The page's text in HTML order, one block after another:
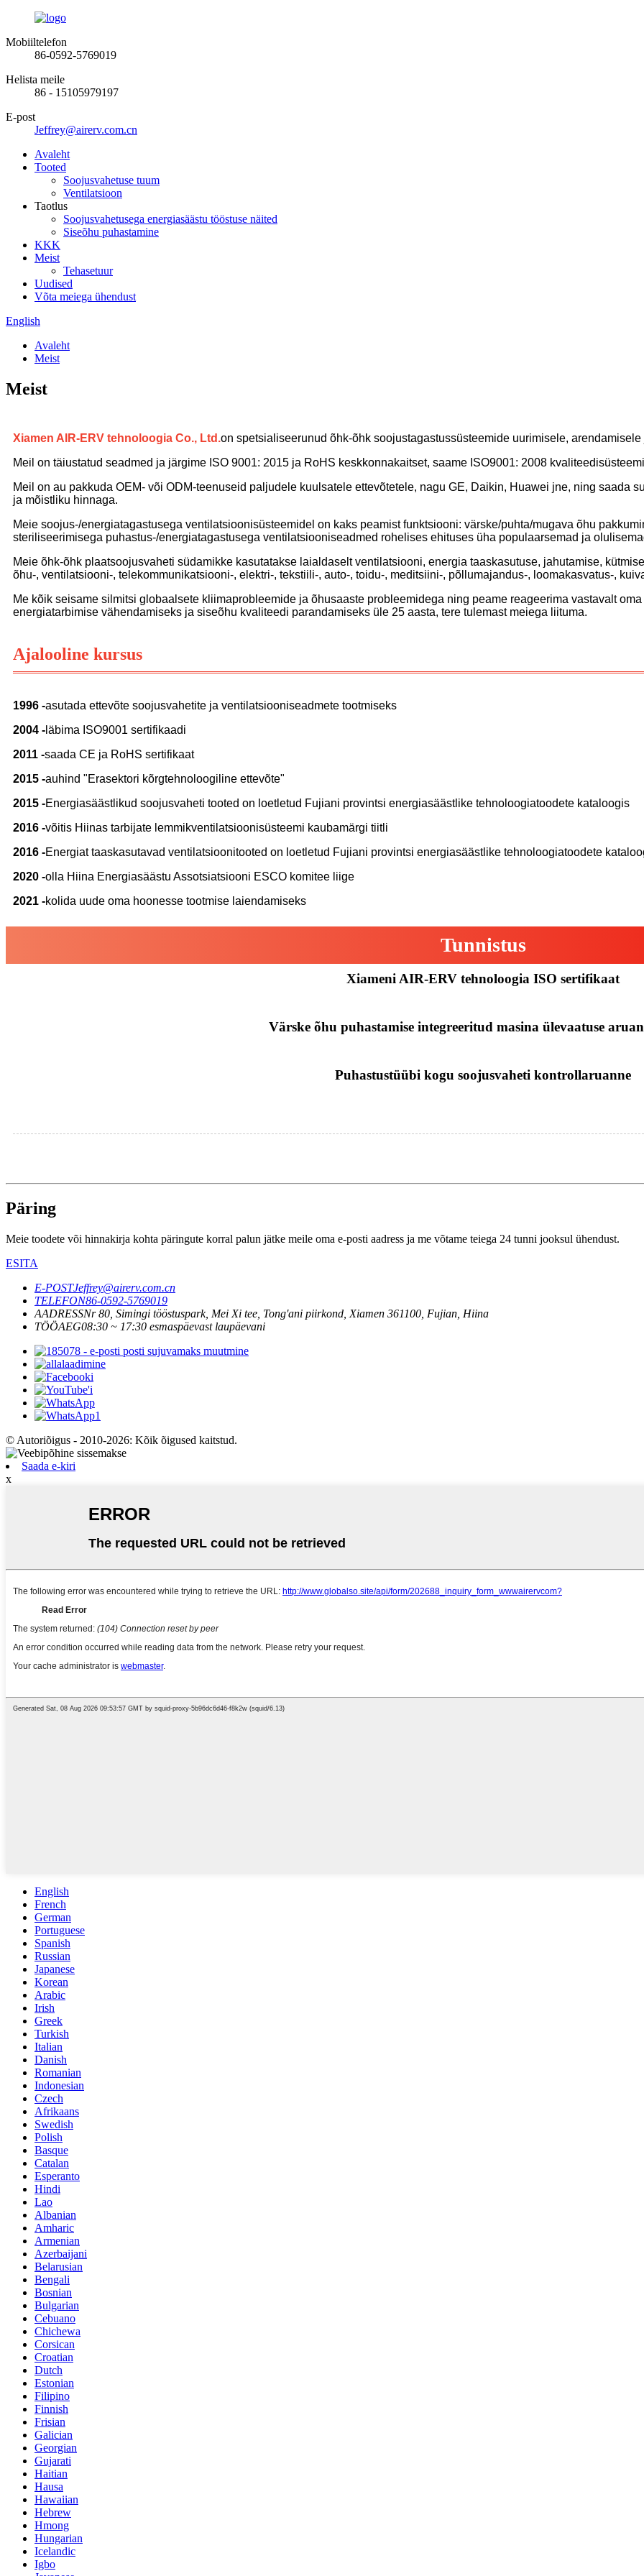
Mobiiltelefon
86-0592-5769019
Helista meile
86 - 15105979197
E-post
Jeffrey@airerv.com.cn
Avaleht
Tooted
Soojusvahetuse tuum
Ventilatsioon
Taotlus
Soojusvahetusega energiasäästu tööstuse näited
Siseõhu puhastamine
KKK
Meist
Tehasetuur
Uudised
Võta meiega ühendust
English
Avaleht
Meist
Meist
Xiamen AIR-ERV tehnoloogia Co., Ltd.on spetsialiseerunud õhk-õhk soojustagastussüsteemide uurimisele,
Meil on täiustatud seadmed ja järgime ISO 9001: 2015 ja RoHS keskkonnakaitset, saame ISO9001: 2008
Meil on au pakkuda OEM- või ODM-teenuseid paljudele kuulsatele ettevõtetele, nagu GE, Daikin, Huawei jne, ning saada
ja mõistliku hinnaga.
Meie soojus-/energiatagastusega ventilatsioonisüsteemidel on kaks peamist funktsiooni: värske/puhta/mugava õhu
steriliseerimisega puhastus-/energiatagastusega ventilatsiooniseadmed rohelises ehituses üha populaarsemad ja
Meie õhk-õhk plaatsoojusvaheti südamikke kasutatakse laialdaselt ventilatsiooni, energia taaskasutuse, jahutamise,
õhu-, ventilatsiooni-, telekommunikatsiooni-, elektri-, tekstiili-, auto-, toidu-, meditsiini-, põllumajandus-, loomakasvatus-,
Me kõik seisame silmitsi globaalsete kliimaprobleemide ja õhusaaste probleemidega ning peame reageerima vastavalt
energiatarbimise vähendamiseks ja siseõhu kvaliteedi parandamiseks üle 25 aasta, tere tulemast meiega liituma.
Ajalooline kursus
1996 -asutada ettevõte soojusvahetite ja ventilatsiooniseadmete tootmiseks
2004 - läbima ISO9001 sertifikaadi
2011 -saada CE ja RoHS sertifikaat
2015 -auhind "Erasektori kõrgtehnoloogiline ettevõte"
2015 -Energiasäästlikud soojusvaheti tooted on loetletud Fujiani provintsi energiasäästlike tehnoloogiatoodete kataloogis
2016 -võitis Hiinas tarbijate lemmikventilatsioonisüsteemi kaubamärgi tiitli
2016 -Energiat taaskasutavad ventilatsioonitooted on loetletud Fujiani provintsi energiasäästlike tehnoloogiatoodete
2020 -olla Hiina Energiasäästu Assotsiatsiooni ESCO komitee liige
2021 -kolida uude oma hoonesse tootmise laiendamiseks
Tunnistus
Xiameni AIR-ERV tehnoloogia ISO sertifikaat
Värske õhu puhastamise integreeritud masina ülevaatuse
Puhastustüübi kogu soojusvaheti kontrollaruanne
Päring
Meie toodete või hinnakirja kohta päringute korral palun jätke meile oma e-posti aadress ja me võtame teiega 24 tunni jooksul ühendust.
ESITA
E-POSTJeffrey@airerv.com.cn
TELEFON86-0592-5769019
AADRESSNr 80, Simingi tööstuspark, Mei Xi tee, Tong'ani piirkond, Xiamen 361100, Fujian, Hiina
TÖÖAEG08:30 ~ 17:30 esmaspäevast laupäevani
© Autoriõigus - 2010-2026: Kõik õigused kaitstud.
Saada e-kiri
x
English
French
German
Portuguese
Spanish
Russian
Japanese
Korean
Arabic
Irish
Greek
Turkish
Italian
Danish
Romanian
Indonesian
Czech
Afrikaans
Swedish
Polish
Basque
Catalan
Esperanto
Hindi
Lao
Albanian
Amharic
Armenian
Azerbaijani
Belarusian
Bengali
Bosnian
Bulgarian
Cebuano
Chichewa
Corsican
Croatian
Dutch
Estonian
Filipino
Finnish
Frisian
Galician
Georgian
Gujarati
Haitian
Hausa
Hawaiian
Hebrew
Hmong
Hungarian
Icelandic
Igbo